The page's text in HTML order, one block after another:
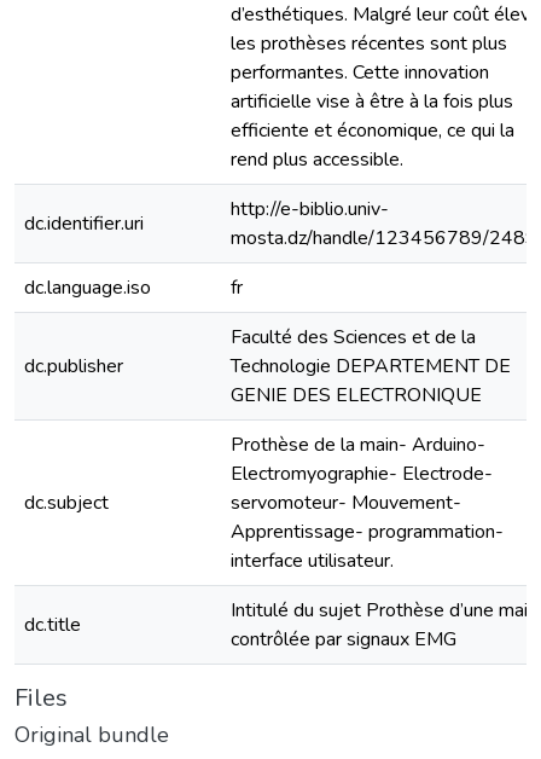
d’esthétiques. Malgré leur coût
les prothèses récentes sont plus
performantes. Cette innovation
artificielle vise à être à la fois plus
efficiente et économique, ce qui la
rend plus accessible.
dc.identifier.uri
http://e-biblio.univ-
mosta.dz/handle/123456789/
dc.language.iso
fr
dc.publisher
Faculté des Sciences et de la
Technologie DEPARTEMENT DE
GENIE DES ELECTRONIQUE
dc.subject
Prothèse de la main- Arduino-
Electromyographie- Electrode-
servomoteur- Mouvement-
Apprentissage- programmation-
interface utilisateur.
dc.title
Intitulé du sujet Prothèse d’une main
contrôlée par signaux EMG
Files
Original bundle